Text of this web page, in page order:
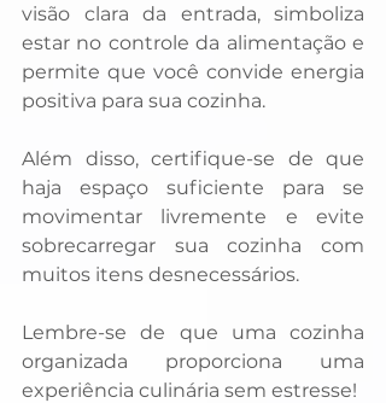
visão clara da entrada, simboliza
estar no controle da alimentação e
permite que você convide energia
positiva para sua cozinha.
Além disso, certifique-se de que
haja espaço suficiente para se
movimentar livremente e evite
sobrecarregar sua cozinha com
muitos itens desnecessários.
Lembre-se de que uma cozinha
organizada proporciona uma
experiência culinária sem estresse!